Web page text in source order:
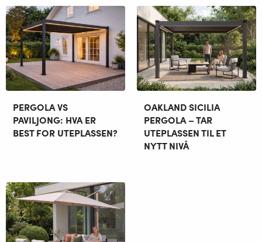
PERGOLA VS
PAVILJONG: HVA ER
BEST FOR UTEPLASSEN?
OAKLAND SICILIA
PERGOLA – TAR
UTEPLASSEN TIL ET
NYTT NIVÅ